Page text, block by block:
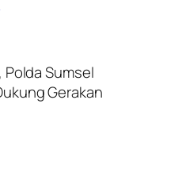
Polda Sumsel
Gerakan